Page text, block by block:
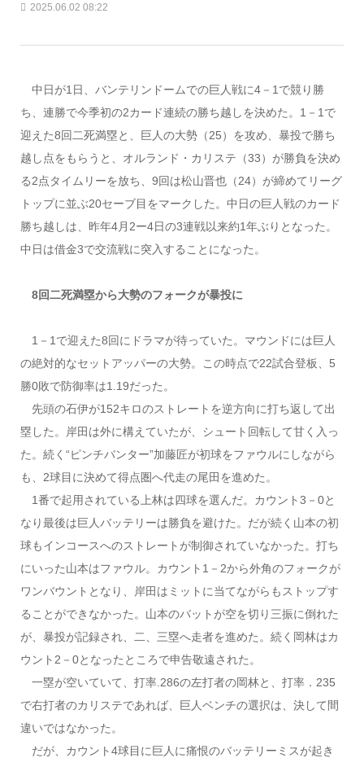
2025.06.02 08:22
中日が1日、バンテリンドームでの巨人戦に4－1で競り勝
ち、連勝で今季初の2カード連続の勝ち越しを決めた。1－1で
迎えた8回二死満塁と、巨人の大勢（25）を攻め、暴投で勝ち
越し点をもらうと、オルランド・カリステ（33）が勝負を決め
る2点タイムリーを放ち、9回は松山晋也（24）が締めてリーグ
トップに並ぶ20セーブ目をマークした。中日の巨人戦のカード
勝ち越しは、昨年4月2ー4日の3連戦以来約1年ぶりとなった。
中日は借金3で交流戦に突入することになった。
8回二死満塁から大勢のフォークが暴投に
1－1で迎えた8回にドラマが待っていた。マウンドには巨人
の絶対的なセットアッパーの大勢。この時点で22試合登板、5
勝0敗で防御率は1.19だった。
先頭の石伊が152キロのストレートを逆方向に打ち返して出
塁した。岸田は外に構えていたが、シュート回転して甘く入っ
た。続く“ピンチバンター”加藤匠が初球をファウルにしながら
も、2球目に決めて得点圏へ代走の尾田を進めた。
1番で起用されている上林は四球を選んだ。カウント3－0と
なり最後は巨人バッテリーは勝負を避けた。だが続く山本の初
球もインコースへのストレートが制御されていなかった。打ち
にいった山本はファウル。カウント1－2から外角のフォークが
ワンバウントとなり、岸田はミットに当てながらもストップす
ることができなかった。山本のバットが空を切り三振に倒れた
が、暴投が記録され、二、三塁へ走者を進めた。続く岡林はカ
ウント2－0となったところで申告敬遠された。
一塁が空いていて、打率.286の左打者の岡林と、打率．235
で右打者のカリステであれば、巨人ベンチの選択は、決して間
違いではなかった。
だが、カウント4球目に巨人に痛恨のバッテリーミスが起き